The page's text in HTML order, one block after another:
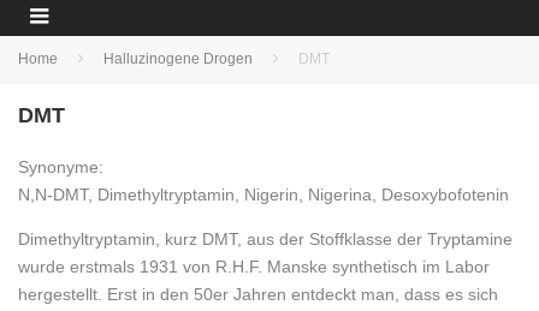
Home Halluzinogene Drogen DMT
DMT
Synonyme:
N,N-DMT, Dimethyltryptamin, Nigerin, Nigerina, Desoxybofotenin
Dimethyltryptamin, kurz DMT, aus der Stoffklasse der Tryptamine
wurde erstmals 1931 von R.H.F. Manske synthetisch im Labor
hergestellt. Erst in den 50er Jahren entdeckt man, dass es sich